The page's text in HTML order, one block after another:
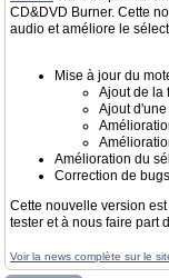
CD&DVD Burner. Cette
audio et améliore le
Mise à jour du
Ajout de la
Ajout
Amélioration du
Correction de
Cette nouvelle version
tester et à nous faire part
Voir la news complète sur le